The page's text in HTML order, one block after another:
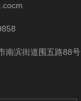
南滨街道围五路88号